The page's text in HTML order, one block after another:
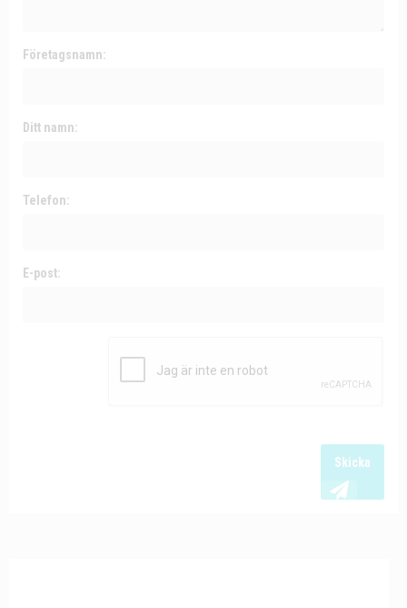
Företagsnamn:
Ditt namn:
Telefon:
E-post:
Skicka